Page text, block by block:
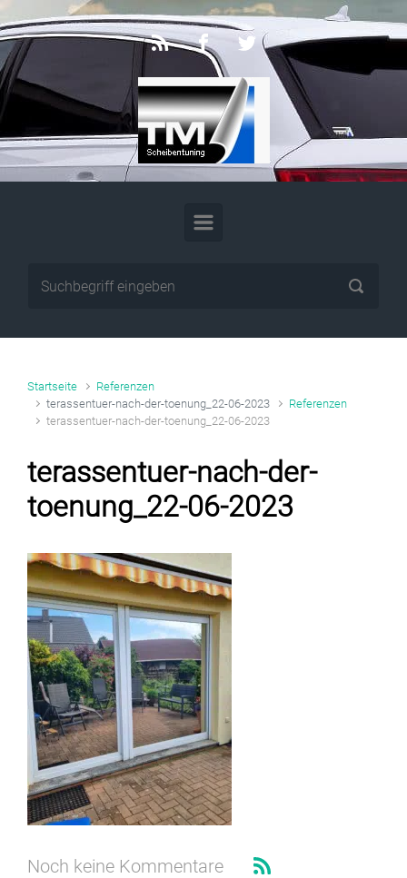
Zum Hauptinhalt springen
Startseite
Referenzen
terassentuer-nach-der-toenung_22-06-2023
Referenzen
terassentuer-nach-der-toenung_22-06-2023
terassentuer-nach-der-
toenung_22-06-2023
Noch keine Kommentare